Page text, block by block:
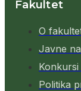
Fakultet
O
Javne
Politika